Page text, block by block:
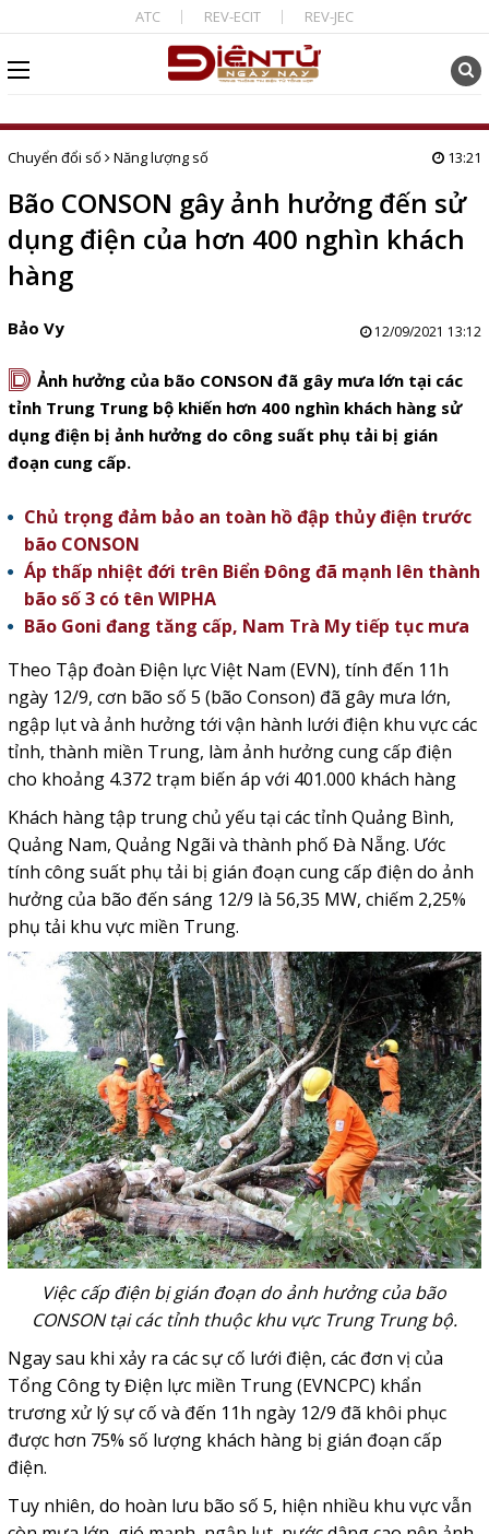
ATC REV-ECIT REV-JEC
Chuyển đổi số Năng lượng số 13:21
Bão CONSON gây ảnh hưởng đến sử
dụng điện của hơn 400 nghìn khách
hàng
Bảo Vy 12/09/2021 13:12
D Ảnh hưởng của bão CONSON đã gây mưa lớn tại các
tỉnh Trung Trung bộ khiến hơn 400 nghìn khách hàng sử
dụng điện bị ảnh hưởng do công suất phụ tải bị gián
đoạn cung cấp.
Chủ trọng đảm bảo an toàn hồ đập thủy điện trước
bão CONSON
Áp thấp nhiệt đới trên Biển Đông đã mạnh lên thành
bão số 3 có tên WIPHA
Bão Goni đang tăng cấp, Nam Trà My tiếp tục mưa
Theo Tập đoàn Điện lực Việt Nam (EVN), tính đến 11h
ngày 12/9, cơn bão số 5 (bão Conson) đã gây mưa lớn,
ngập lụt và ảnh hưởng tới vận hành lưới điện khu vực các
tỉnh, thành miền Trung, làm ảnh hưởng cung cấp điện
cho khoảng 4.372 trạm biến áp với 401.000 khách hàng
Khách hàng tập trung chủ yếu tại các tỉnh Quảng Bình,
Quảng Nam, Quảng Ngãi và thành phố Đà Nẵng. Ước
tính công suất phụ tải bị gián đoạn cung cấp điện do ảnh
hưởng của bão đến sáng 12/9 là 56,35 MW, chiếm 2,25%
phụ tải khu vực miền Trung.
Việc cấp điện bị gián đoạn do ảnh hưởng của bão
CONSON tại các tỉnh thuộc khu vực Trung Trung bộ.
Ngay sau khi xảy ra các sự cố lưới điện, các đơn vị của
Tổng Công ty Điện lực miền Trung (EVNCPC) khẩn
trương xử lý sự cố và đến 11h ngày 12/9 đã khôi phục
được hơn 75% số lượng khách hàng bị gián đoạn cấp
điện.
Tuy nhiên, do hoàn lưu bão số 5, hiện nhiều khu vực vẫn